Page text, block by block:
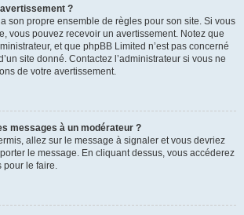
?
son propre ensemble de règles pour son site. Si vous
vous pouvez recevoir un avertissement. Notez que
et que phpBB Limited n’est pas concerné
site donné. Contactez l’administrateur si vous ne
de votre avertissement.
messages à un modérateur ?
allez sur le message à signaler et vous devriez
le message. En cliquant dessus, vous accéderez
pour le faire.